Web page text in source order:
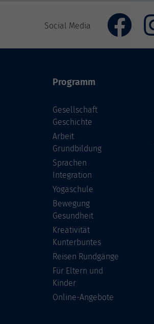
Social Media
Programm
Gesellschaft
Geschichte
Arbeit
Grundbildung
Sprachen
Integration
Yogaschule
Bewegung
Gesundheit
Kreativität
Kunterbuntes
Reisen Rundgänge
Für Eltern und
Kinder
Online-Angebote